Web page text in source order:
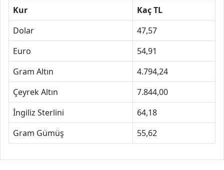
Kur
Kaç TL
Dolar
47,57
Euro
54,91
Gram Altın
4.794,24
Çeyrek Altın
7.844,00
İngiliz Sterlini
64,18
Gram Gümüş
55,62